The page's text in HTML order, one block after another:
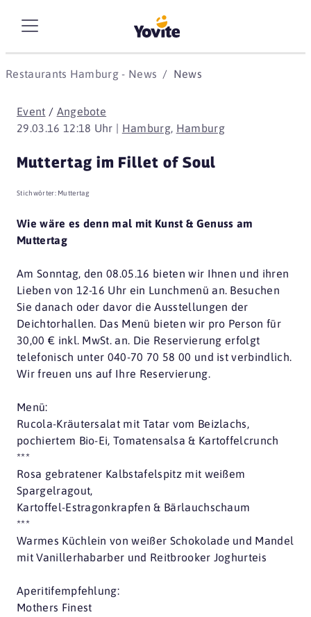
Restaurants Hamburg - News News
Event / Angebote
29.03.16 12:18 Uhr | Hamburg, Hamburg
Muttertag im Fillet of Soul
Stichwörter: Muttertag
Wie wäre es denn mal mit Kunst & Genuss am
Muttertag
Am Sonntag, den 08.05.16 bieten wir Ihnen und ihren
Lieben von 12-16 Uhr ein Lunchmenü an. Besuchen
Sie danach oder davor die Ausstellungen der
Deichtorhallen. Das Menü bieten wir pro Person für
30,00 € inkl. MwSt. an. Die Reservierung erfolgt
telefonisch unter 040-70 70 58 00 und ist verbindlich.
Wir freuen uns auf Ihre Reservierung.
Menü:
Rucola-Kräutersalat mit Tatar vom Beizlachs,
pochiertem Bio-Ei, Tomatensalsa & Kartoffelcrunch
***
Rosa gebratener Kalbstafelspitz mit weißem
Spargelragout,
Kartoffel-Estragonkrapfen & Bärlauchschaum
***
Warmes Küchlein von weißer Schokolade und Mandel
mit Vanillerhabarber und Reitbrooker Joghurteis
Aperitifempfehlung:
Mothers Finest